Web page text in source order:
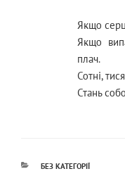
Якщо
Якщо
плач.
Сотні,
Стань
КАТЕГОРІЇ
БЕЗ КАТЕГОРІЇ